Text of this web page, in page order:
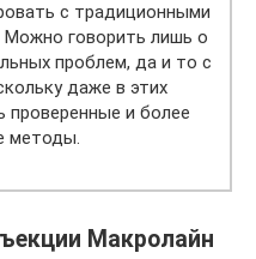
с традиционными
Можно говорить лишь о
проблем, да и то с
даже в этих
проверенные и более
методы.
Макролайн